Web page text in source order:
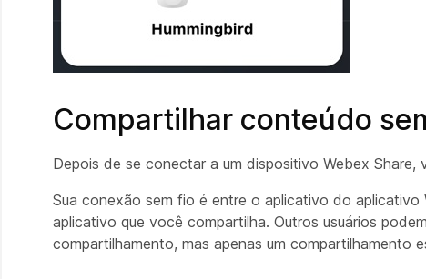
Compartilhar conteúdo
Depois de se conectar a um dispositivo Webex Share,
Sua conexão sem fio é entre o aplicativo do
aplicativo que você compartilha. Outros usuários
compartilhamento, mas apenas um compartilhamento